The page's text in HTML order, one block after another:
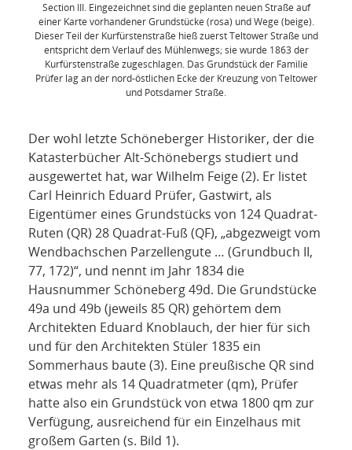
Section III. Eingezeichnet sind die geplanten neuen Straße auf
einer Karte vorhandener Grundstücke (rosa) und Wege (beige).
Dieser Teil der Kurfürstenstraße hieß zuerst Teltower Straße und
entspricht dem Verlauf des Mühlenwegs; sie wurde 1863 der
Kurfürstenstraße zugeschlagen. Das Grundstück der Familie
Prüfer lag an der nord-östlichen Ecke der Kreuzung von Teltower
und Potsdamer Straße.
Der wohl letzte Schöneberger Historiker, der die
Katasterbücher Alt-Schönebergs studiert und
ausgewertet hat, war Wilhelm Feige (2). Er listet
Carl Heinrich Eduard Prüfer, Gastwirt, als
Eigentümer eines Grundstücks von 124 Quadrat-
Ruten (QR) 28 Quadrat-Fuß (QF), „abgezweigt vom
Wendbachschen Parzellengute … (Grundbuch II,
77, 172)“, und nennt im Jahr 1834 die
Hausnummer Schöneberg 49d. Die Grundstücke
49a und 49b (jeweils 85 QR) gehörtem dem
Architekten Eduard Knoblauch, der hier für sich
und für den Architekten Stüler 1835 ein
Sommerhaus baute (3). Eine preußische QR sind
etwas mehr als 14 Quadratmeter (qm), Prüfer
hatte also ein Grundstück von etwa 1800 qm zur
Verfügung, ausreichend für ein Einzelhaus mit
großem Garten (s. Bild 1).